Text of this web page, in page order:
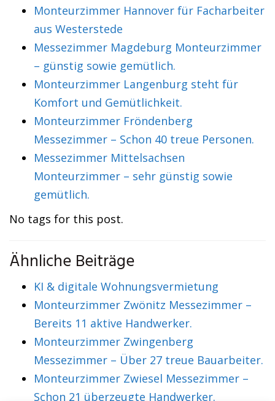
Monteurzimmer Hannover für Facharbeiter
aus Westerstede
Messezimmer Magdeburg Monteurzimmer
– günstig sowie gemütlich.
Monteurzimmer Langenburg steht für
Komfort und Gemütlichkeit.
Monteurzimmer Fröndenberg
Messezimmer – Schon 40 treue Personen.
Messezimmer Mittelsachsen
Monteurzimmer – sehr günstig sowie
gemütlich.
No tags for this post.
Ähnliche Beiträge
KI & digitale Wohnungsvermietung
Monteurzimmer Zwönitz Messezimmer –
Bereits 11 aktive Handwerker.
Monteurzimmer Zwingenberg
Messezimmer – Über 27 treue Bauarbeiter.
Monteurzimmer Zwiesel Messezimmer –
Schon 21 überzeugte Handwerker.